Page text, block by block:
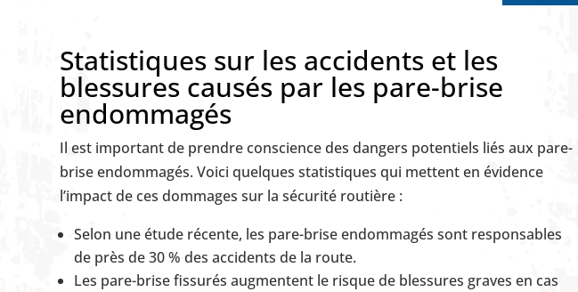
Statistiques sur les accidents et les
blessures causés par les pare-brise
endommagés
Il est important de prendre conscience des dangers potentiels liés aux pare-
brise endommagés. Voici quelques statistiques qui mettent en évidence
l’impact de ces dommages sur la sécurité routière :
Selon une étude récente, les pare-brise endommagés sont responsables
de près de 30 % des accidents de la route.
Les pare-brise fissurés augmentent le risque de blessures graves en cas